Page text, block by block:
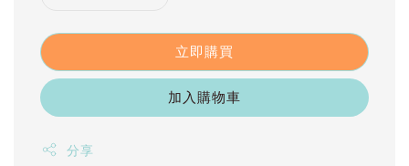
立即購買
加入購物車
分享